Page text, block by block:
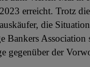
erreicht. Trotz
die
Bankers Association
gegenüber der